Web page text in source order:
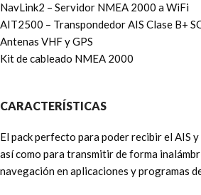
NavLink2 – Servidor NMEA 2000 a WiFi
AIT2500 – Transpondedor AIS Clase B+
Antenas VHF y GPS
Kit de cableado NMEA 2000
CARACTERÍSTICAS
El pack perfecto para poder recibir el AIS
así como para transmitir de forma
navegación en aplicaciones y programas